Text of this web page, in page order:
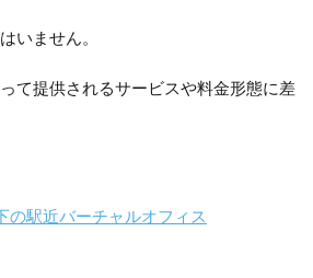
いません。
て提供されるサービスや料金形態に差
の駅近バーチャルオフィス